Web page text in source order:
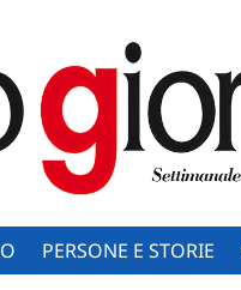
PERSONE E STORIE